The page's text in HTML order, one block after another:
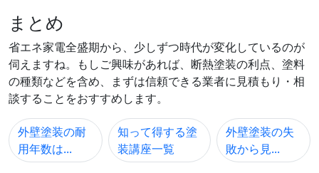
まとめ
省エネ家電全盛期から、少しずつ時代が変化しているのが
伺えますね。もしご興味があれば、断熱塗装の利点、塗料
の種類などを含め、まずは信頼できる業者に見積もり・相
談することをおすすめします。
外壁塗装の耐
用年数は...
知って得する塗
装講座一覧
外壁塗装の失
敗から見...